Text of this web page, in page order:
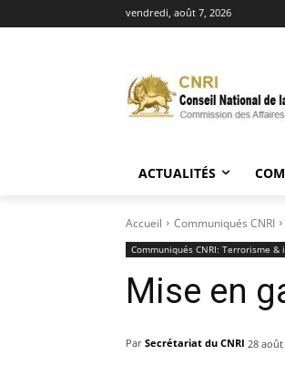
vendredi, août 7, 2026
ACTUALITÉS
Accueil Communiqués CNRI
Communiqués CNRI: Terrorisme &
Mise en
Par Secrétariat du CNRI 28 août